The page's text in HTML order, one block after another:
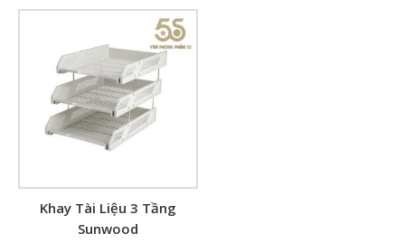
Khay Tài Liệu 3 Tầng
Sunwood